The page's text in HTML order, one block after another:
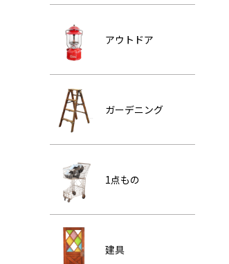
アウトドア
ガーデニング
1点もの
建具